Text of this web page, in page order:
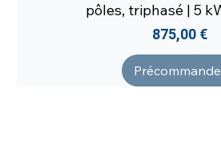
pôles, triphasé | 5
Prix
875,00 €